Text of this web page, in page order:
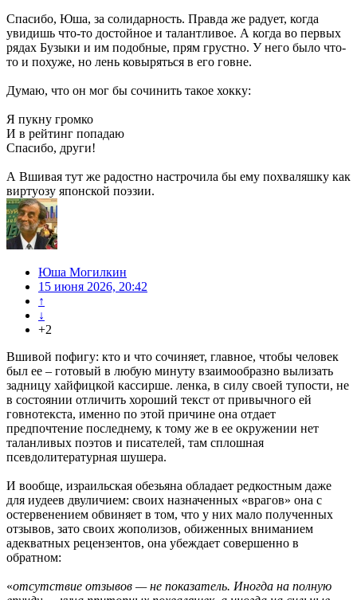
Спасибо, Юша, за солидарность. Правда же радует, когда
увидишь что-то достойное и талантливое. А когда во первых
рядах Бузыки и им подобные, прям грустно. У него было что-
то и похуже, но лень ковыряться в его говне.
Думаю, что он мог бы сочинить такое хокку:
Я пукну громко
И в рейтинг попадаю
Спасибо, други!
А Вшивая тут же радостно настрочила бы ему похваляшку как
виртуозу японской поэзии.
Юша Могилкин
15 июня 2026, 20:42
↑
↓
+2
Вшивой пофигу: кто и что сочиняет, главное, чтобы человек
был ее – готовый в любую минуту взаимообразно вылизать
задницу хайфицкой кассирше. ленка, в силу своей тупости, не
в состоянии отличить хороший текст от привычного ей
говнотекста, именно по этой причине она отдает
предпочтение последнему, к тому же в ее окружении нет
таланливых поэтов и писателей, там сплошная
псевдолитературная шушера.
И вообще, израильская обезьяна обладает редкостным даже
для иудеев двуличием: своих назначенных «врагов» она с
остервенением обвиняет в том, что у них мало полученных
отзывов, зато своих жополизов, обиженных вниманием
адекватных рецензентов, она убеждает совершенно в
обратном:
«отсутствие отзывов — не показатель. Иногда на полную